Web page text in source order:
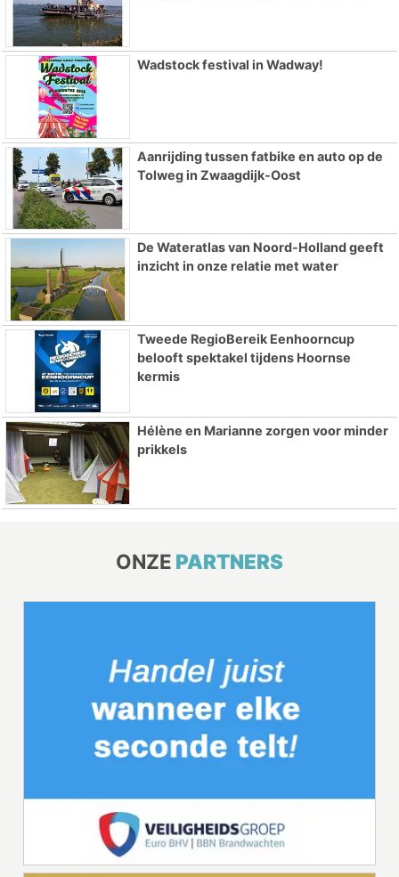
Wadstock festival in Wadway!
Aanrijding tussen fatbike en auto op de
Tolweg in Zwaagdijk-Oost
De Wateratlas van Noord-Holland geeft
inzicht in onze relatie met water
Tweede RegioBereik Eenhoorncup
belooft spektakel tijdens Hoornse
kermis
Hélène en Marianne zorgen voor minder
prikkels
ONZE PARTNERS